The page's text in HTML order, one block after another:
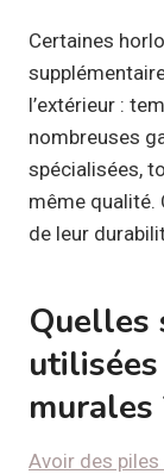
Certaines
l’extérieur :
nombreuses
spécialisées,
même qualité.
de leur
Quelles
murales
Avoir des